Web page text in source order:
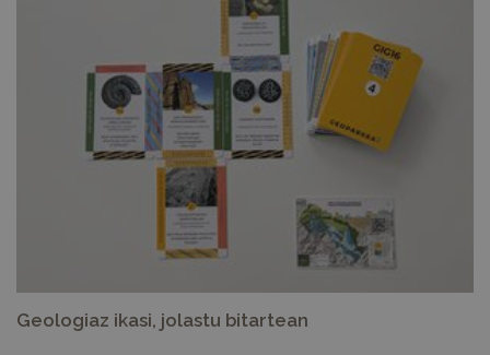
Geologiaz ikasi, jolastu bitartean